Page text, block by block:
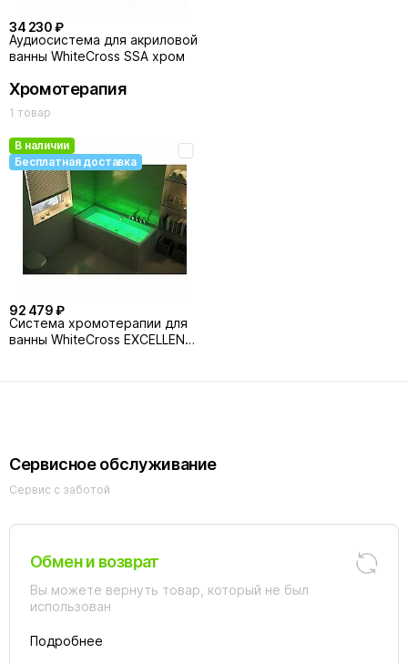
34 230 ₽
Аудиосистема для акриловой
ванны WhiteCross SSA хром
Хромотерапия
1 товар
В наличии
Бесплатная доставка
92 479 ₽
Система хромотерапии для
ванны WhiteCross EXCELLENT
Сервисное обслуживание
Сервис с заботой
Обмен и возврат
Вы можете вернуть товар, который не был
использован
Подробнее